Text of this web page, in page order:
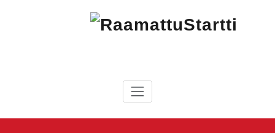
RaamattuStartti